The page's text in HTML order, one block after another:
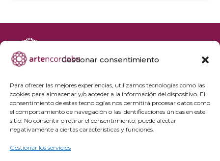
Gestionar consentimiento
Para ofrecer las mejores experiencias, utilizamos tecnologías como las
cookies para almacenar y/o acceder a la información del dispositivo. El
consentimiento de estas tecnologías nos permitirá procesar datos como
el comportamiento de navegación o las identificaciones únicas en este
sitio. No consentir o retirar el consentimiento, puede afectar
negativamente a ciertas características y funciones.
Gestionar los servicios
Agenda cultural
Preguntas frecuentes
Grupos privados